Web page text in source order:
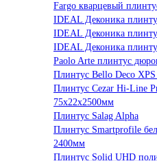
Fargo кварцевый
IDEAL Деконика
IDEAL Деконика
IDEAL Деконика
Paolo Arte плинтус
Плинтус Bello Deco
Плинтус Cezar Hi-Line
75х22х2500мм
Плинтус Salag Alpha
Плинтус Smartprofile
2400мм
Плинтус Solid UHD